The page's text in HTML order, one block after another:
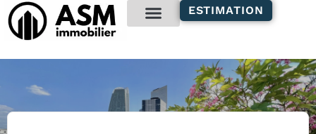
principal
ESTIMATION